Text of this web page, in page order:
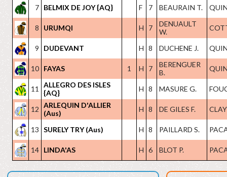
7 BELMIX DE JOY {AQ} F 7 BEAURAIN T.
8 URUMQI H 7
DENUAULT
W.
9 DUDEVANT H 8 DUCHENE J.
10 FAYAS 1 H 7
BERENGUER
B.
11
ALLEGRO DES ISLES
{AQ}
H 8 MASURE G.
12 ARLEQUIN D'ALLIER
(Aus)
H 8 DE GILES F.
13 SURELY TRY (Aus) H 8 PAILLARD S.
14 LINDA'AS H 6 BLOT P.